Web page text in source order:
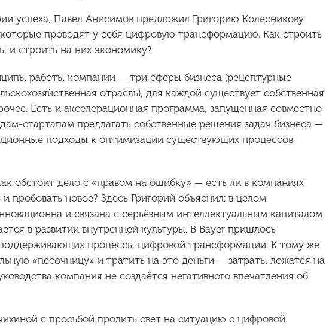
успеха, Павел Анисимов предложил Григорию Колесникову
проводят у себя цифровую трансформацию. Как строить
и строить на них экономику?
работы компании — три сферы бизнеса (рецептурные
отрасль), для каждой существует собственная
Есть и акселерационная программа, запущенная совместно
стартапам предлагать собственные решения задач бизнеса —
подходы к оптимизации существующих процессов
обстоит дело с «правом на ошибку» — есть ли в компаниях
пробовать новое? Здесь Григорий объяснил: в целом
и связана с серьёзным интеллектуальным капиталом
в развитии внутренней культуры. В Bayer пришлось
поддерживающих процессы цифровой трансформации. К тому же
«песочницу» и тратить на это деньги — затраты ложатся на
компания не создаётся негативного впечатления об
с просьбой пролить свет на ситуацию с цифровой